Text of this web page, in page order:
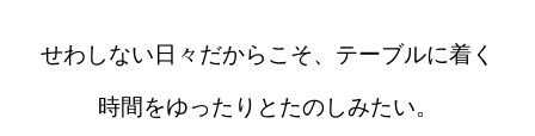
せわしない日々だからこそ、テーブルに着く
時間をゆったりとたのしみたい。